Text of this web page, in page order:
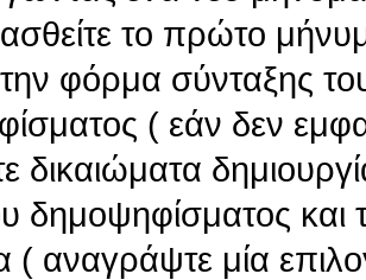
το πρώτο
φόρμα σύνταξης
( εάν δεν
δικαιώματα
δημοψηφίσματος και
( αναγράψτε μία